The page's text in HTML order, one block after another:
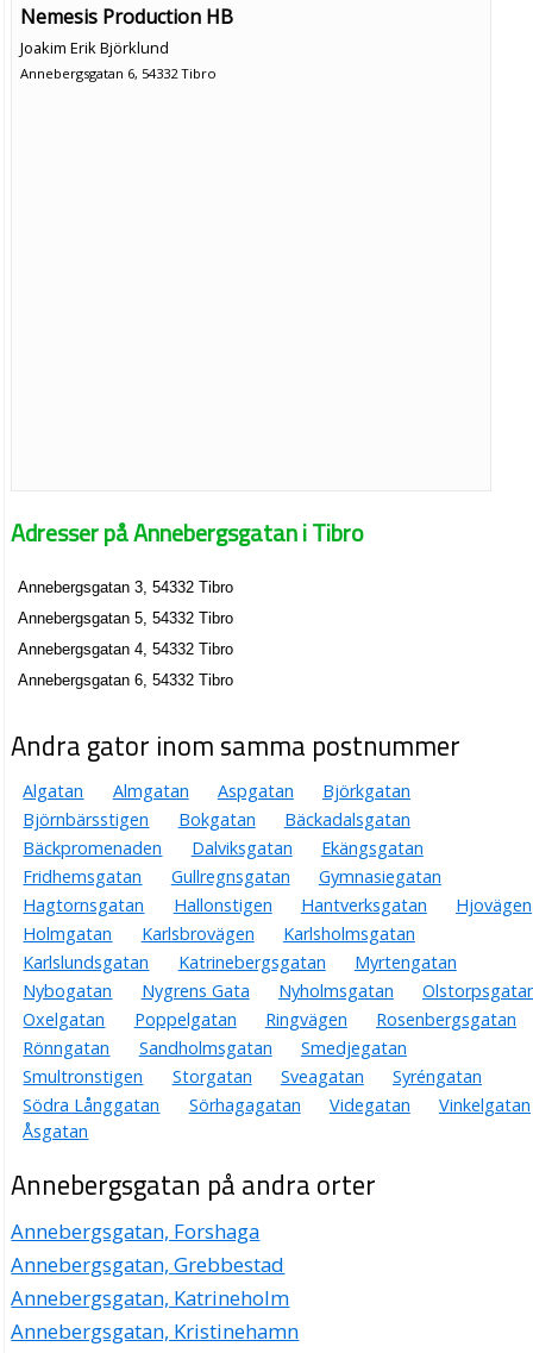
Nemesis Production HB
Joakim Erik Björklund
Annebergsgatan 6, 54332 Tibro
Adresser på Annebergsgatan i Tibro
Annebergsgatan 3, 54332 Tibro
Annebergsgatan 5, 54332 Tibro
Annebergsgatan 4, 54332 Tibro
Annebergsgatan 6, 54332 Tibro
Andra gator inom samma postnummer
Algatan Almgatan Aspgatan
Björkgatan
Björnbärsstigen
Bokgatan
Bäckadalsgatan
Bäckpromenaden
Dalviksgatan
Ekängsgatan
Fridhemsgatan
Gullregnsgatan
Gymnasiegatan
Hagtornsgatan
Hallonstigen Hantverksgatan
Hjovägen
Holmgatan
Karlsbrovägen
Karlsholmsgatan
Karlslundsgatan
Katrinebergsgatan
Myrtengatan
Nybogatan
Nygrens Gata Nyholmsgatan
Oxelgatan
Poppelgatan Ringvägen
Rosenbergsgatan
Rönngatan
Sandholmsgatan
Smedjegatan
Smultronstigen
Storgatan Sveagatan
Syréngatan
Södra Långgatan
Sörhagagatan Videgatan
Vinkelgatan
Åsgatan
Annebergsgatan på andra orter
Annebergsgatan, Forshaga
Annebergsgatan, Grebbestad
Annebergsgatan, Katrineholm
Annebergsgatan, Kristinehamn